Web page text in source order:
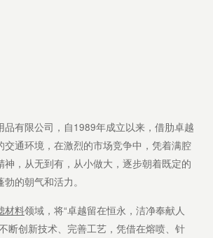
品有限公司，自1989年成立以来，借肋卓越
交通环境，在激烈的市场竞争中，凭着满腔
神，从无到有，从小做大，逐步朝着既定的
的朝气和活力。
材料领域，将“卓越留在恒永，洁净奉献人
断创新技术、完善工艺，凭借在熔喷、针